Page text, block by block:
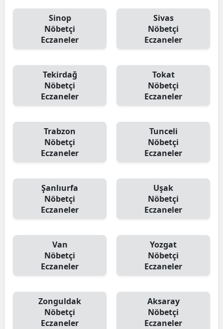
Sinop
Nöbetçi
Eczaneler
Sivas
Nöbetçi
Eczaneler
Tekirdağ
Nöbetçi
Eczaneler
Tokat
Nöbetçi
Eczaneler
Trabzon
Nöbetçi
Eczaneler
Tunceli
Nöbetçi
Eczaneler
Şanlıurfa
Nöbetçi
Eczaneler
Uşak
Nöbetçi
Eczaneler
Van
Nöbetçi
Eczaneler
Yozgat
Nöbetçi
Eczaneler
Zonguldak
Nöbetçi
Eczaneler
Aksaray
Nöbetçi
Eczaneler